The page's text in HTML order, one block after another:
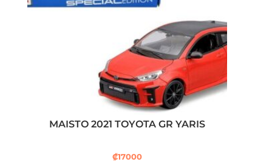
MAISTO 2021 TOYOTA GR YARIS
₡17000